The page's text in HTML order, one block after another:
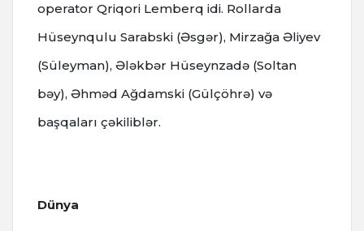
operator Qriqori Lemberq idi. Rollarda
Hüseynqulu Sarabski (Əsgər), Mirzağa Əliyev
(Süleyman), Ələkbər Hüseynzadə (Soltan
bəy), Əhməd Ağdamski (Gülçöhrə) və
başqaları çəkiliblər.
Dünya